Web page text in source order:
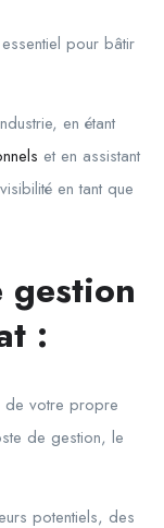
pour bâtir
en étant
et en assistant
en tant que
gestion
:
de votre propre
de gestion, le
potentiels, des